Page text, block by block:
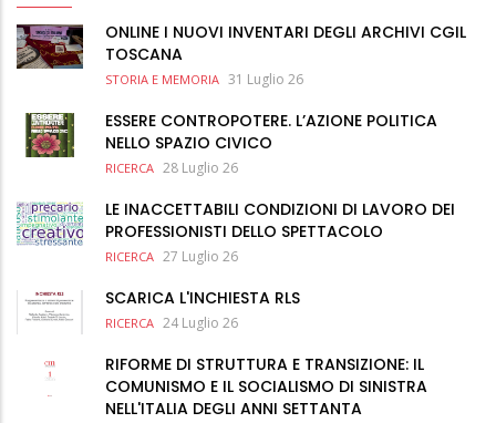
ONLINE I NUOVI INVENTARI DEGLI ARCHIVI CGIL
TOSCANA
STORIA E MEMORIA 31 Luglio 26
ESSERE CONTROPOTERE. L’AZIONE POLITICA
NELLO SPAZIO CIVICO
RICERCA 28 Luglio 26
LE INACCETTABILI CONDIZIONI DI LAVORO DEI
PROFESSIONISTI DELLO SPETTACOLO
RICERCA 27 Luglio 26
SCARICA L'INCHIESTA RLS
RICERCA 24 Luglio 26
RIFORME DI STRUTTURA E TRANSIZIONE: IL
COMUNISMO E IL SOCIALISMO DI SINISTRA
NELL'ITALIA DEGLI ANNI SETTANTA